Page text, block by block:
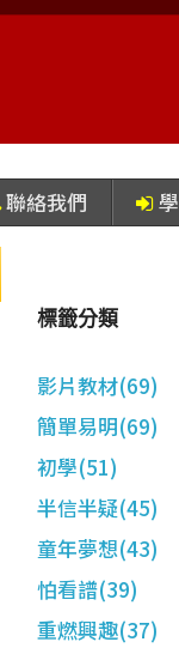
聯絡我們
標籤分類
影片教材(69)
簡單易明(69)
初學(51)
半信半疑(45)
童年夢想(43)
怕看譜(39)
重燃興趣(37)